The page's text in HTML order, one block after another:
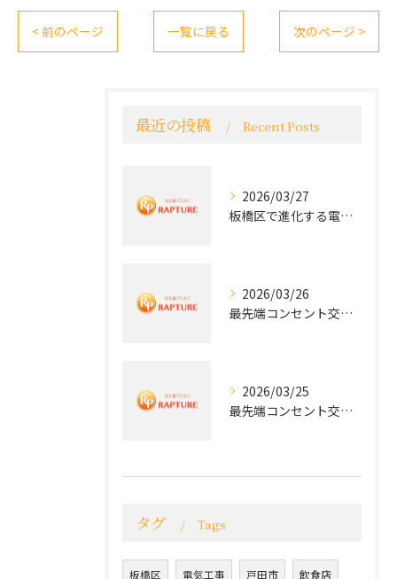
< 前のページ 一覧に戻る 次のページ >
最近の投稿 Recent Posts
2026/03/27
板橋区で進化する電気工事と最新コンセント交換技術
2026/03/26
最先端コンセント交換で快適な生活を実現する電気工事の技術
2026/03/25
最先端コンセント交換で実現する安全と快適な住環境
タグ Tags
板橋区 電気工事 戸田市 飲食店